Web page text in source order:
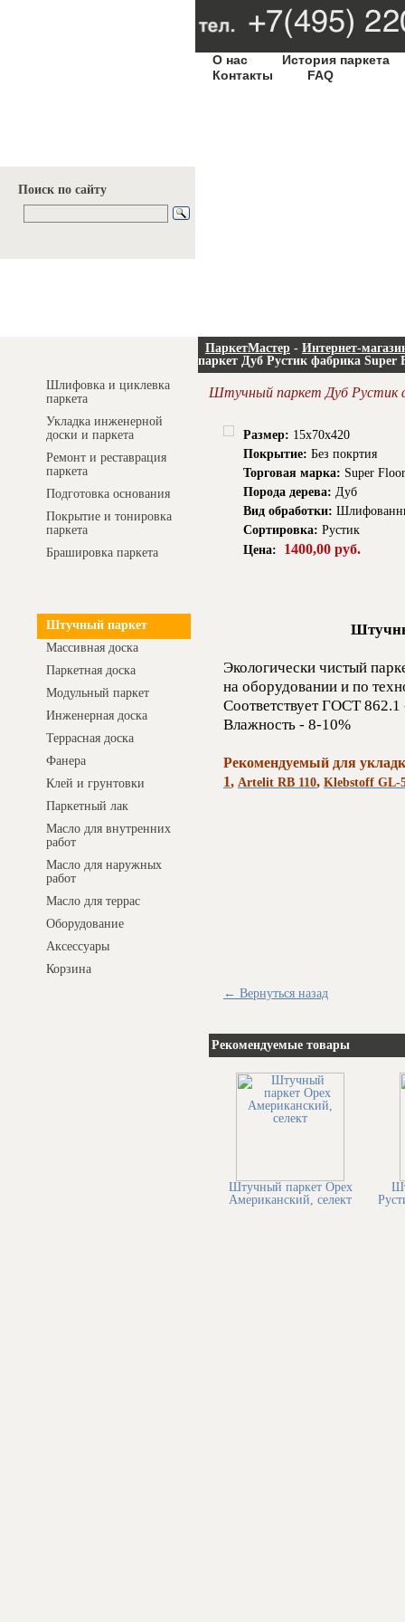
Поиск по сайту
О нас
История паркета
Контакты
FAQ
Шлифовка и циклевка
паркета
Укладка инженерной
доски и паркета
Ремонт и реставрация
паркета
Подготовка основания
Покрытие и тонировка
паркета
Брашировка паркета
Штучный паркет
Массивная доска
Паркетная доска
Модульный паркет
Инженерная доска
Террасная доска
Фанера
Клей и грунтовки
Паркетный лак
Масло для внутренних
работ
Масло для наружных
работ
Масло для террас
Оборудование
Аксессуары
Корзина
ПаркетМастер - Интернет-
паркет Дуб Рустик фабрика Super
Штучный паркет Дуб Рустик
Размер: 15x70x420
Покрытие: Без покртия
Торговая марка: Super
Порода дерева: Дуб
Вид обработки:
Сортировка: Рустик
Цена:
1400,00 руб.
Экологически чистый
на оборудовании и по
Соответствует ГОСТ
Влажность - 8-10%
Рекомендуемый для
1, Artelit RB 110, Klebstoff GL-
← Вернуться назад
Рекомендуемые товары
Штучный паркет Орех
Американский, селект